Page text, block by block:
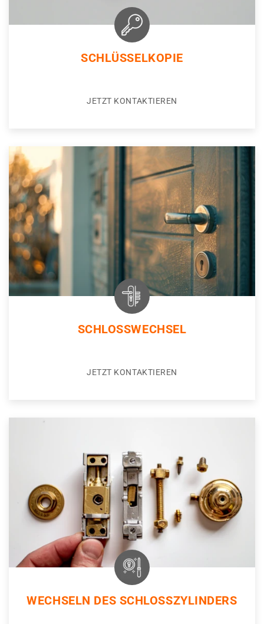
SCHLÜSSELKOPIE
JETZT KONTAKTIEREN
SCHLOSSWECHSEL
JETZT KONTAKTIEREN
WECHSELN DES SCHLOSSZYLINDERS